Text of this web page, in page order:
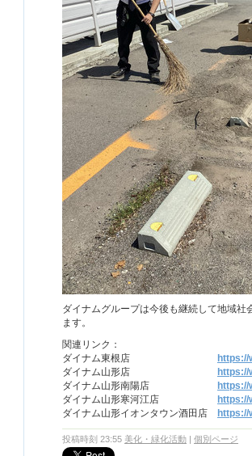
ダイナムグループは今後も継続して地域社
ます。
関連リンク：
ダイナム東根店
https://
ダイナム山形店
https://
ダイナム山形南陽店
https://
ダイナム山形寒河江店
https://
ダイナム山形イオンタウン酒田店
https://
投稿時刻 23:55 美化・緑化活動 | 個別ページ